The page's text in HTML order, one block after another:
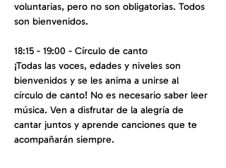
voluntarias, pero no son obligatorias. Todos
son bienvenidos.
18:15 - 19:00 - Círculo de canto
¡Todas las voces, edades y niveles son
bienvenidos y se les anima a unirse al
círculo de canto! No es necesario saber leer
música. Ven a disfrutar de la alegría de
cantar juntos y aprende canciones que te
acompañarán siempre.